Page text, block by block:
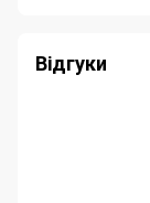
Відгуки